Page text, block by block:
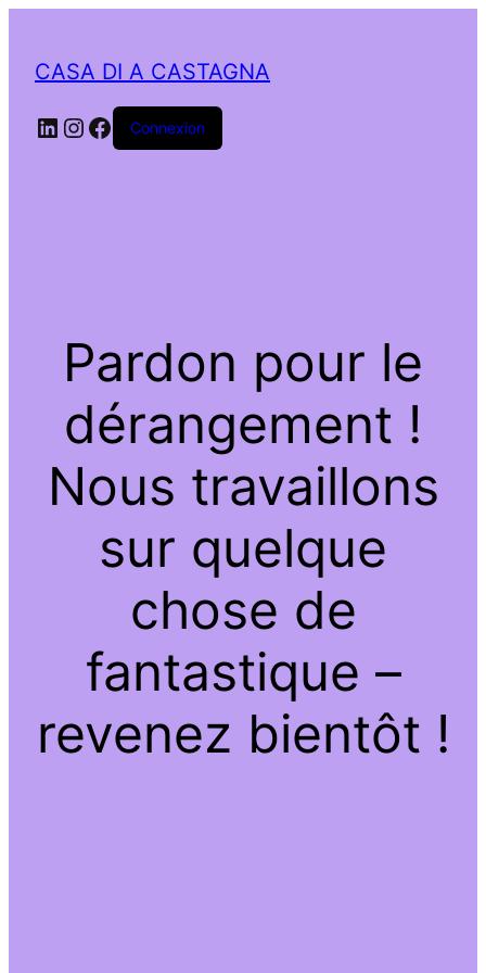
CASA DI A CASTAGNA
LinkedIn
Instagram
Facebook
Connexion
Pardon pour le
dérangement !
Nous travaillons
sur quelque
chose de
fantastique –
revenez bientôt !